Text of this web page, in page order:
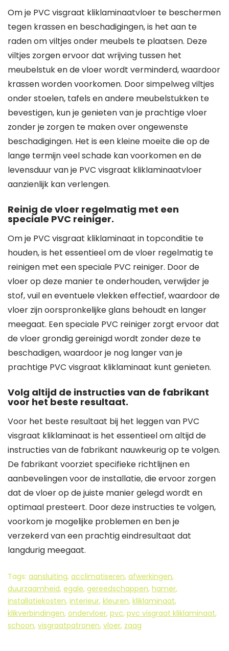
Om je PVC visgraat kliklaminaatvloer te beschermen
tegen krassen en beschadigingen, is het aan te
raden om viltjes onder meubels te plaatsen. Deze
viltjes zorgen ervoor dat wrijving tussen het
meubelstuk en de vloer wordt verminderd, waardoor
krassen worden voorkomen. Door simpelweg viltjes
onder stoelen, tafels en andere meubelstukken te
bevestigen, kun je genieten van je prachtige vloer
zonder je zorgen te maken over ongewenste
beschadigingen. Het is een kleine moeite die op de
lange termijn veel schade kan voorkomen en de
levensduur van je PVC visgraat kliklaminaatvloer
aanzienlijk kan verlengen.
Reinig de vloer regelmatig met een
speciale PVC reiniger.
Om je PVC visgraat kliklaminaat in topconditie te
houden, is het essentieel om de vloer regelmatig te
reinigen met een speciale PVC reiniger. Door de
vloer op deze manier te onderhouden, verwijder je
stof, vuil en eventuele vlekken effectief, waardoor de
vloer zijn oorspronkelijke glans behoudt en langer
meegaat. Een speciale PVC reiniger zorgt ervoor dat
de vloer grondig gereinigd wordt zonder deze te
beschadigen, waardoor je nog langer van je
prachtige PVC visgraat kliklaminaat kunt genieten.
Volg altijd de instructies van de fabrikant
voor het beste resultaat.
Voor het beste resultaat bij het leggen van PVC
visgraat kliklaminaat is het essentieel om altijd de
instructies van de fabrikant nauwkeurig op te volgen.
De fabrikant voorziet specifieke richtlijnen en
aanbevelingen voor de installatie, die ervoor zorgen
dat de vloer op de juiste manier gelegd wordt en
optimaal presteert. Door deze instructies te volgen,
voorkom je mogelijke problemen en ben je
verzekerd van een prachtig eindresultaat dat
langdurig meegaat.
Tags: aansluiting, acclimatiseren, afwerkingen,
duurzaamheid, egale, gereedschappen, hamer,
installatiekosten, interieur, kleuren, kliklaminaat,
klikverbindingen, ondervloer, pvc, pvc visgraat kliklaminaat,
schoon, visgraatpatronen, vloer, zaag